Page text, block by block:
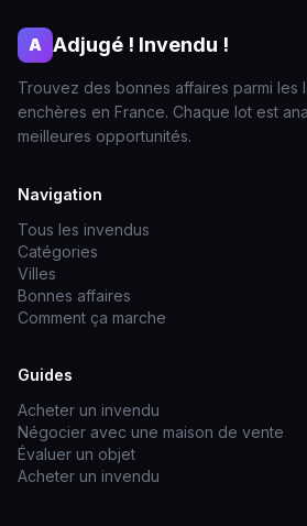
A Adjugé ! Invendu !
Trouvez des bonnes affaires parmi les
enchères en France. Chaque lot est
meilleures opportunités.
Navigation
Tous les invendus
Catégories
Villes
Bonnes affaires
Comment ça marche
Guides
Acheter un invendu
Négocier avec une maison de vente
Évaluer un objet
Acheter un invendu